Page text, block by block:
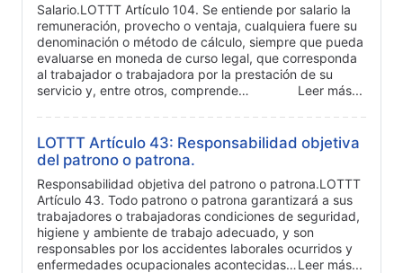
Salario.LOTTT Artículo 104. Se entiende por salario la
remuneración, provecho o ventaja, cualquiera fuere su
denominación o método de cálculo, siempre que pueda
evaluarse en moneda de curso legal, que corresponda
al trabajador o trabajadora por la prestación de su
servicio y, entre otros, comprende…
Leer más...
LOTTT Artículo 43: Responsabilidad objetiva
del patrono o patrona.
Responsabilidad objetiva del patrono o patrona.LOTTT
Artículo 43. Todo patrono o patrona garantizará a sus
trabajadores o trabajadoras condiciones de seguridad,
higiene y ambiente de trabajo adecuado, y son
responsables por los accidentes laborales ocurridos y
enfermedades ocupacionales acontecidas…Leer más...